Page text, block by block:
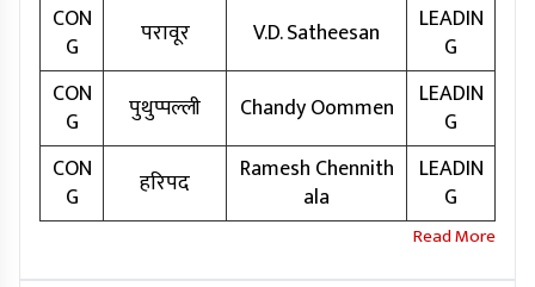
CON
G
परावूर V.D. Satheesan
LEADIN
G
CON
G
पुथुप्पल्ली Chandy Oommen
LEADIN
G
CON
G
हरिपद
Ramesh Chennith
ala
LEADIN
G